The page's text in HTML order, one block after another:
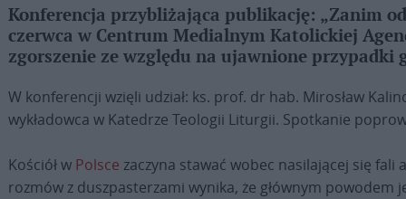
Konferencja przybliżająca publikację: „Zanim
czerwca w Centrum Medialnym Katolickiej
zgorszenie ze względu na ujawnione przypadki
W konferencji wzięli udział: ks. prof. dr hab. Mirosław
wykładowca w Katedrze Teologii Liturgii. Spotkanie
Kościół w Polsce zaczyna stawać wobec nasilającej się fali
rozmów z duszpasterzami wynika, że głównym powodem